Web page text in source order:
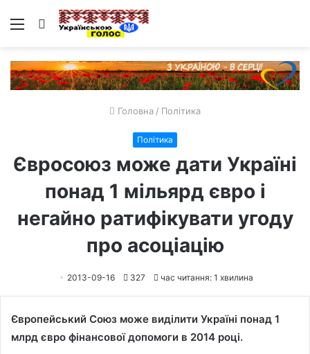
Меню Пошук
Головна / Політика
Політика
Євросоюз може дати Україні
понад 1 мільярд євро і
негайно ратифікувати угоду
про асоціацію
2013-09-16 327 час читання: 1 хвилина
Європейський Союз може виділити Україні понад 1
млрд євро фінансової допомоги в 2014 році.